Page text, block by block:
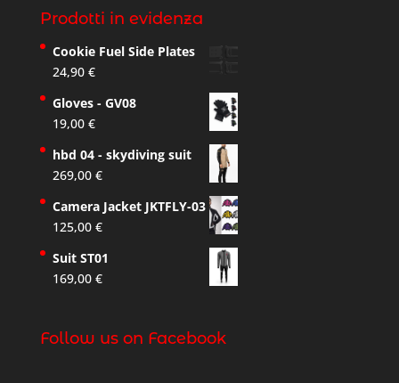
Prodotti in evidenza
Cookie Fuel Side Plates
24,90 €
Gloves - GV08
19,00 €
hbd 04 - skydiving suit
269,00 €
Camera Jacket JKTFLY-03
125,00 €
Suit ST01
169,00 €
Follow us on Facebook